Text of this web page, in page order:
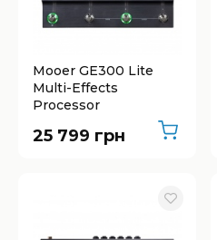
Mooer GE300 Lite
Multi-Effects
Processor
25 799 грн